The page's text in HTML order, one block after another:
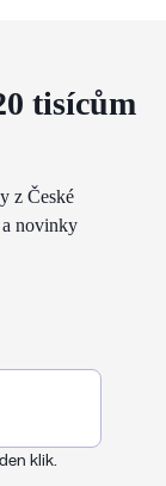
tisícům
z České
novinky
klik.